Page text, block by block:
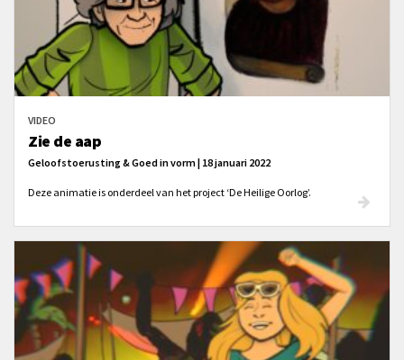
VIDEO
Zie de aap
Geloofstoerusting & Goed in vorm | 18 januari 2022
Deze animatie is onderdeel van het project ‘De Heilige Oorlog’.